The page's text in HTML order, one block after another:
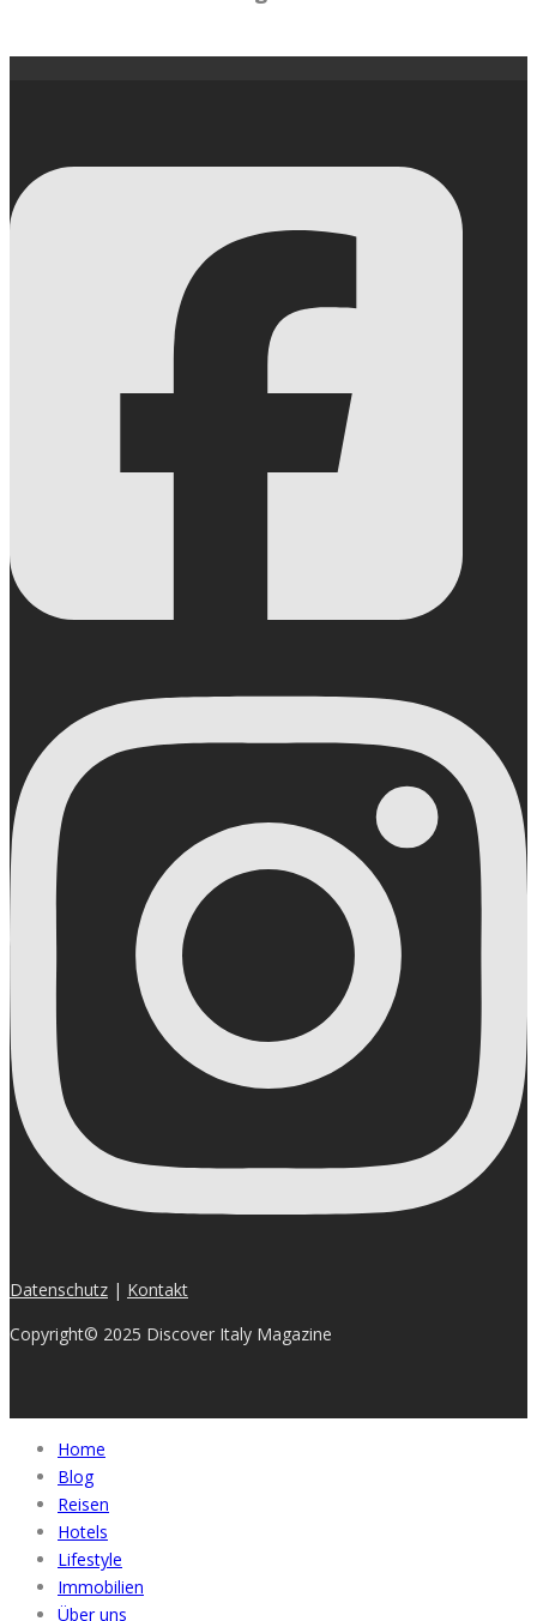
Datenschutz | Kontakt
Copyright© 2025 Discover Italy Magazine
Home
Blog
Reisen
Hotels
Lifestyle
Immobilien
Über uns